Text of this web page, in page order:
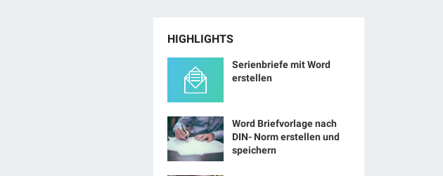
HIGHLIGHTS
Serienbriefe mit Word
erstellen
Word Briefvorlage nach
DIN- Norm erstellen und
speichern